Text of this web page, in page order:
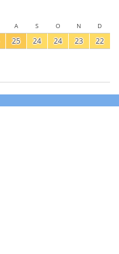
A S O N D
25 24 24 23 22